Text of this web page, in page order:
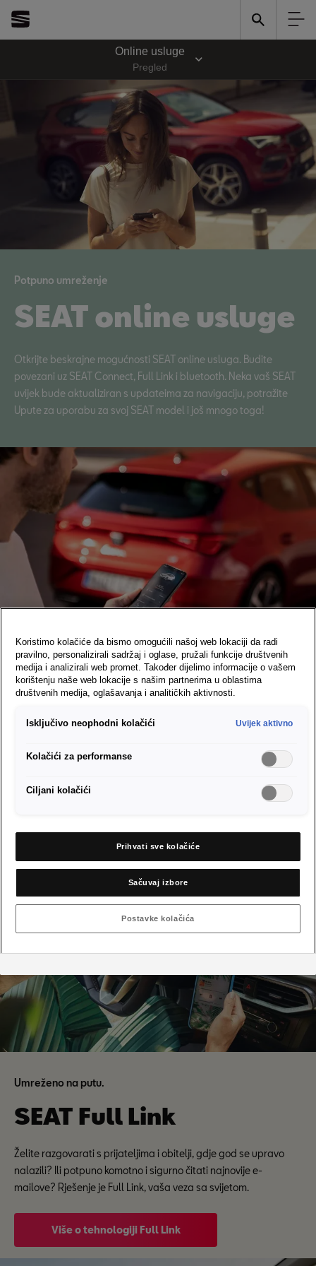
Online usluge
Pregled
Potpuno umreženje
SEAT online usluge
Otkrijte beskrajne mogućnosti SEAT online usluga. Budite
povezani uz SEAT Connect, Full Link i bluetooth. Neka vaš SEAT
uvijek bude aktualiziran s updateima za navigaciju, potražite
Upute za uporabu za svoj SEAT model i još mnogo toga!
Budite hrabri, budite živahni.
SEAT CONNECT za Mii
electric i dr.
vam uvijek biti nadohvat ruke. Upravo onako kako bi i trebalo
SEAT CONNECT, aplikaciji SEAT CONNECT App i još
Umreženo na putu.
SEAT Full Link
Želite razgovarati s prijateljima i obitelji, gdje god se upravo
nalazili? Ili potpuno komotno i sigurno čitati najnovije e-
mailove? Rješenje je Full Link, vaša veza sa svijetom.
Više o tehnologiji Full Link
Koristimo kolačiće da bismo omogućili našoj web lokaciji da radi
pravilno, personalizirali sadržaj i oglase, pružali funkcije društvenih
medija i analizirali web promet. Također dijelimo informacije o vašem
korištenju naše web lokacije s našim partnerima u oblastima
društvenih medija, oglašavanja i analitičkih aktivnosti.
Isključivo neophodni kolačići Uvijek aktivno
Kolačići za performanse
Ciljani kolačići
Prihvati sve kolačiće
Sačuvaj izbore
Postavke kolačića